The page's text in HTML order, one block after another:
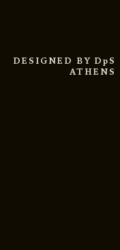
DESIGNED BY DpS
ATHENS